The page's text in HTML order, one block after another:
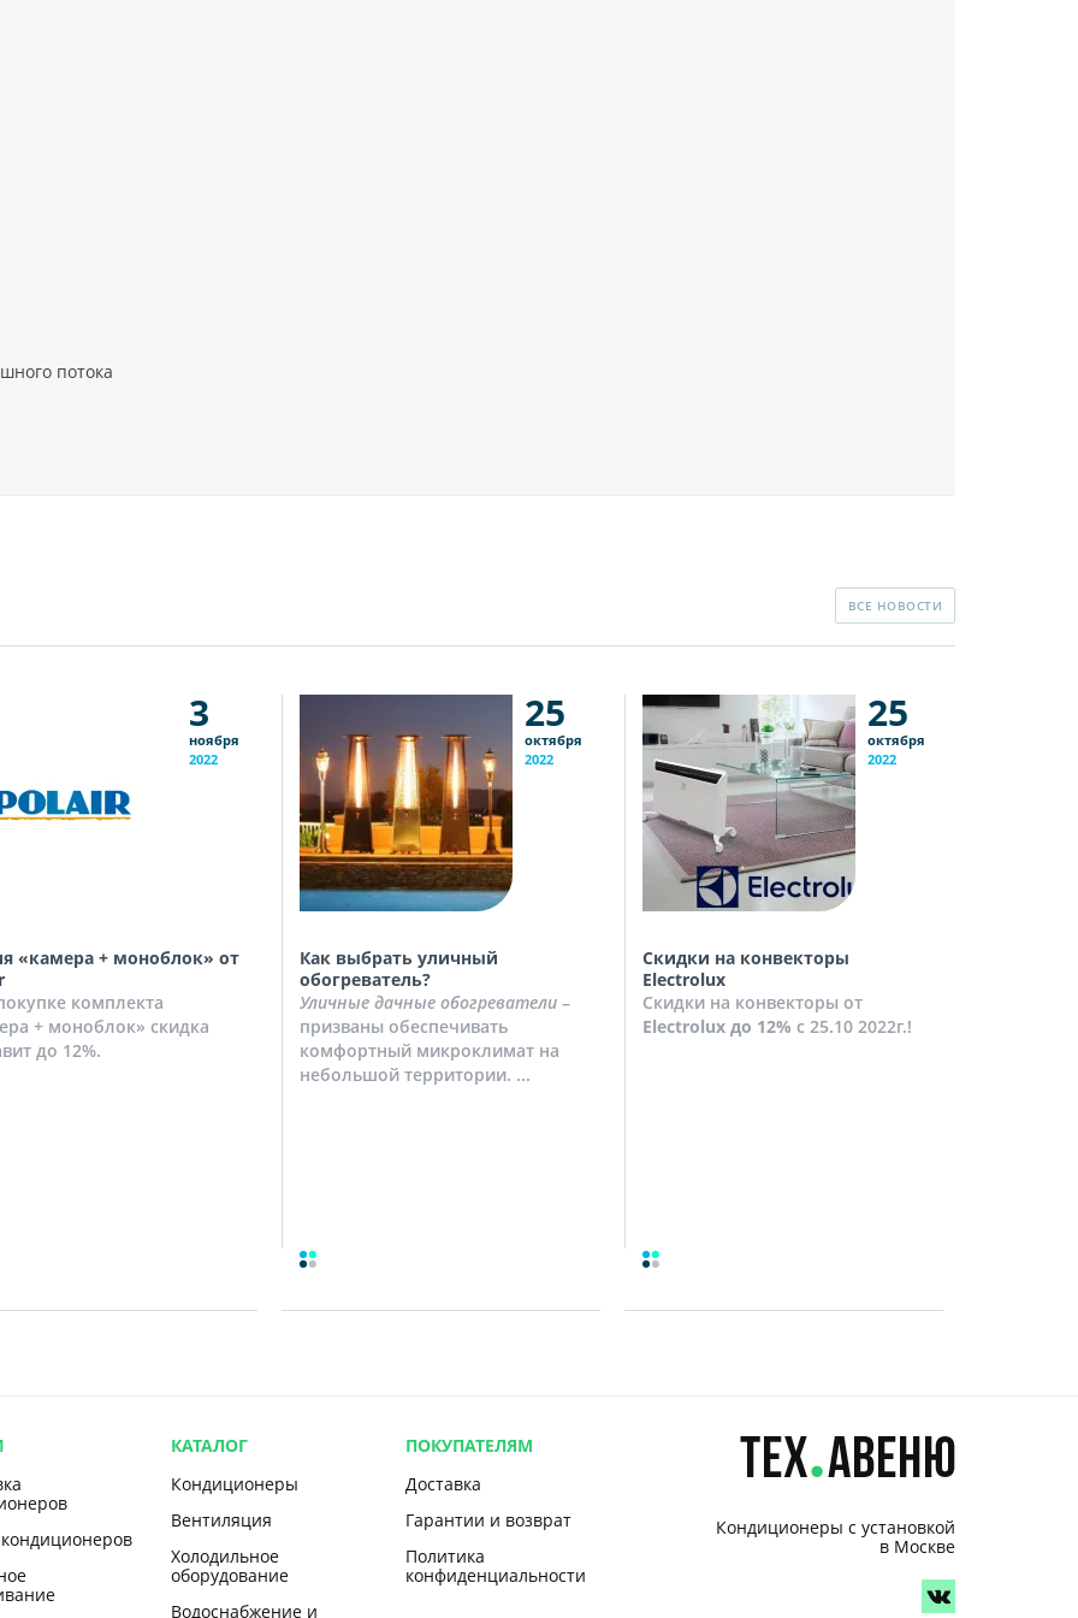
потока
ВСЕ НОВОСТИ
3
ноября
2022
«камера + моноблок» от
комплекта
+ моноблок» скидка
до 12%.
25
октября
2022
Как выбрать уличный
обогреватель?
Уличные дачные обогреватели –
призваны обеспечивать
комфортный микроклимат на
небольшой территории. ...
25
октября
2022
Скидки на конвекторы
Electrolux
Скидки на конвекторы от
Electrolux до 12% с 25.10 2022г.!
КАТАЛОГ
Кондиционеры
Вентиляция
Холодильное
оборудование
Водоснабжение и
ПОКУПАТЕЛЯМ
Доставка
Гарантии и возврат
Политика
конфиденциальности
Кондиционеры с установкой
в Москве